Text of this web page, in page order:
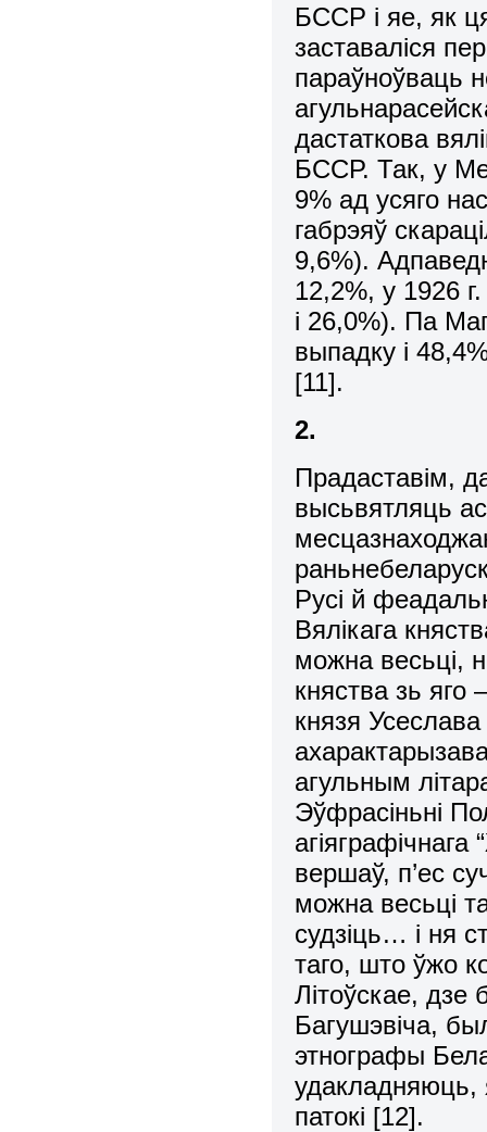
БССР і яе, як
заставаліся
параўноўваць
дастаткова
БССР. Так, у
9% ад усяго
габрэяў
9,6%).
12,2%, у 1926
і 26,0%). Па
выпадку і
[11].
2.
Прадаставім,
высьвятляць
Русі й
Вялікага
можна весьці,
княства зь яго
князя
агульным
Эўфрасіньні
вершаў, п’ес
можна весьці
судзіць… і ня
таго, што ўжо
Літоўскае,
Багушэвіча,
этнографы
удакладняюць,
патокі [12].